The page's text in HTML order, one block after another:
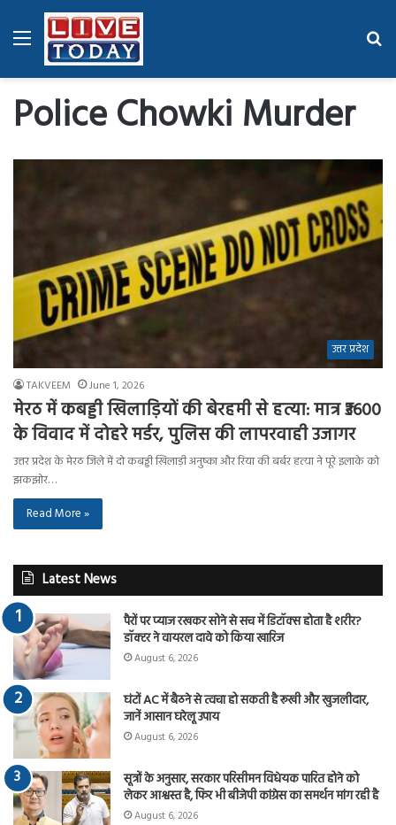
Menu
Police Chowki Murder
उत्तर प्रदेश
TAKVEEM June 1, 2026
मेरठ में कबड्डी खिलाड़ियों की बेरहमी से हत्या: मात्र ₹3600
के विवाद में दोहरे मर्डर, पुलिस की लापरवाही उजागर
उत्तर प्रदेश के मेरठ जिले में दो कबड्डी खिलाड़ी अनुष्का और रिया की बर्बर हत्या ने पूरे इलाके को
झकझोर…
Read More »
Latest News
पैरों पर प्याज रखकर सोने से सच में डिटॉक्स होता है शरीर?
डॉक्टर ने वायरल दावे को किया खारिज
August 6, 2026
घंटों AC में बैठने से त्वचा हो सकती है रूखी और खुजलीदार,
जानें आसान घरेलू उपाय
August 6, 2026
सूत्रों के अनुसार, सरकार परिसीमन विधेयक पारित होने को
लेकर आश्वस्त है, फिर भी बीजेपी कांग्रेस का समर्थन मांग रही है
August 6, 2026